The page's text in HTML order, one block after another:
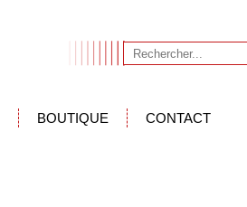
BOUTIQUE CONTACT